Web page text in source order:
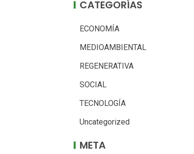
CATEGORÍAS
ECONOMÍA
MEDIOAMBIENTAL
REGENERATIVA
SOCIAL
TECNOLOGÍA
Uncategorized
META